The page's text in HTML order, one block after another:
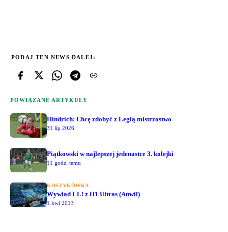
PODAJ TEN NEWS DALEJ:
POWIĄZANE ARTYKUŁY
Hindrich: Chcę zdobyć z Legią mistrzostwo
31 lip 2026
Piątkowski w najlepszej jedenastce 3. kolejki
11 godz. temu
KOSZYKÓWKA
Wywiad LL! z H1 Ultras (Anwil)
1 kwi 2013